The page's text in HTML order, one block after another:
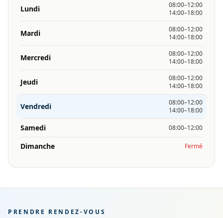
Lundi
08:00–12:00
14:00–18:00
Mardi
08:00–12:00
14:00–18:00
Mercredi
08:00–12:00
14:00–18:00
Jeudi
08:00–12:00
14:00–18:00
Vendredi
08:00–12:00
14:00–18:00
Samedi 08:00–12:00
Dimanche Fermé
PRENDRE RENDEZ-VOUS